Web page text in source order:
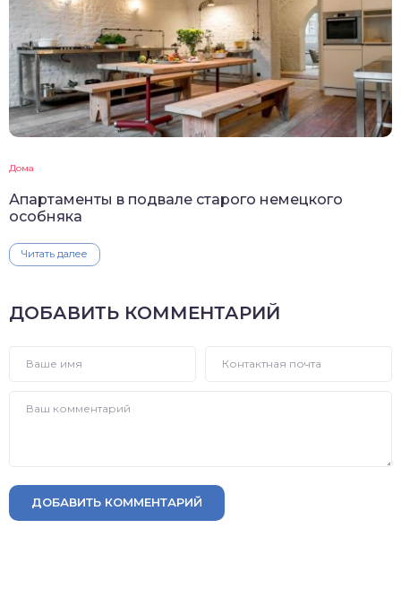
Дома
Апартаменты в подвале старого немецкого
особняка
Читать далее
ДОБАВИТЬ КОММЕНТАРИЙ
ДОБАВИТЬ КОММЕНТАРИЙ